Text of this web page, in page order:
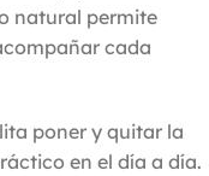
natural permite
cada
poner y quitar la
en el día a día.